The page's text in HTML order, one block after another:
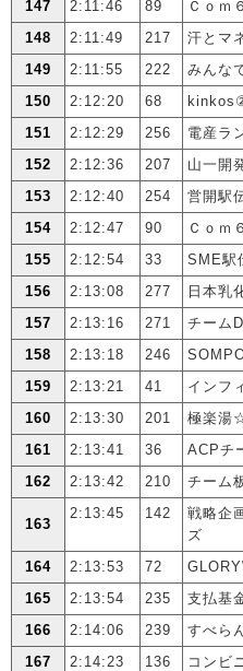
147
2:11:46 89
Ｃｏｍ
148
2:11:49 217
汗とマ
149
2:11:55 222
みんな
150
2:12:20 68
151
2:12:29 256
電産ラ
152
2:12:36 207
山一開
153
2:12:40 254
営開駅
154
2:12:47 90
Ｃｏｍ
155
2:12:54 33
SME駅
156
2:13:08 277
日本乳
157
2:13:16 271
チームD
158
2:13:18 246
159
2:13:21 41
インフ
160
2:13:30 201
極楽湯
161
2:13:41 36
ACPチ
162
2:13:42 210 チーム
163
2:13:45 142
戦略企
ズ
164
2:13:53 72
165
2:13:54 235
支払基
166
2:14:06 239
すべら
167
2:14:23 136
コンビ